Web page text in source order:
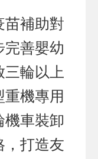
苗補助對
完善嬰幼
三輪以上
機專用
機車裝卸
，打造友